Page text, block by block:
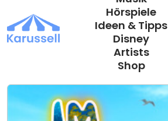
Inhalt
springen
Hörspiele
Ideen & Tipps
Disney
Artists
Shop